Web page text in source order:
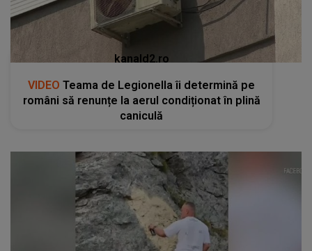
kanald2.ro
VIDEO Teama de Legionella îi determină pe
români să renunțe la aerul condiționat în plină
caniculă